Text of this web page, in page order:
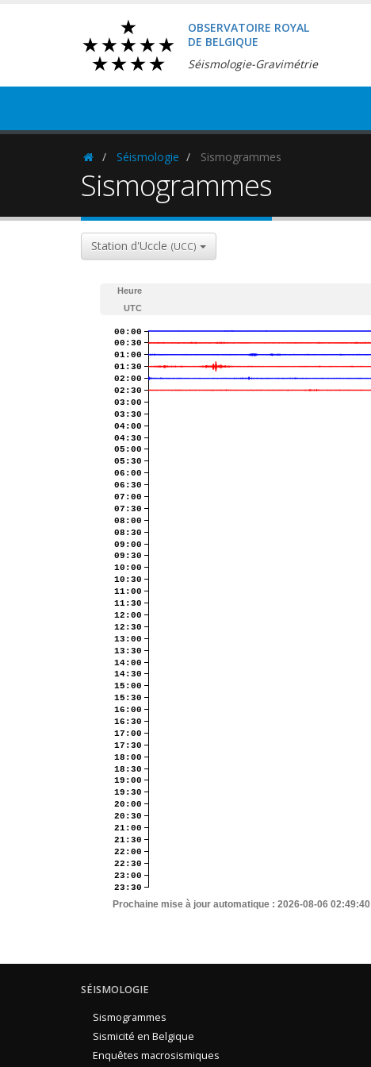
OBSERVATOIRE ROYAL
DE BELGIQUE
Séismologie-Gravimétrie
HomepageSéismologie Sismogrammes
Sismogrammes
Station d'Uccle (UCC)
Heure
UTC
00:00
00:30
01:00
01:30
02:00
02:30
03:00
03:30
04:00
04:30
05:00
05:30
06:00
06:30
07:00
07:30
08:00
08:30
09:00
09:30
10:00
10:30
11:00
11:30
12:00
12:30
13:00
13:30
14:00
14:30
15:00
15:30
16:00
16:30
17:00
17:30
18:00
18:30
19:00
19:30
20:00
20:30
21:00
21:30
22:00
22:30
23:00
23:30
Prochaine mise à jour automatique : 2026-08-06 02:49:40
SÉISMOLOGIE
Sismogrammes
Sismicité en Belgique
Enquêtes macrosismiques